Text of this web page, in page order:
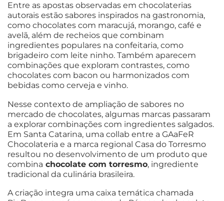
Entre as apostas observadas em chocolaterias
autorais estão sabores inspirados na gastronomia,
como chocolates com maracujá, morango, café e
avelã, além de recheios que combinam
ingredientes populares na confeitaria, como
brigadeiro com leite ninho. Também aparecem
combinações que exploram contrastes, como
chocolates com bacon ou harmonizados com
bebidas como cerveja e vinho.
Nesse contexto de ampliação de sabores no
mercado de chocolates, algumas marcas passaram
a explorar combinações com ingredientes salgados.
Em Santa Catarina, uma collab entre a GAaFeR
Chocolateria e a marca regional Casa do Torresmo
resultou no desenvolvimento de um produto que
combina chocolate com torresmo, ingrediente
tradicional da culinária brasileira.
A criação integra uma caixa temática chamada